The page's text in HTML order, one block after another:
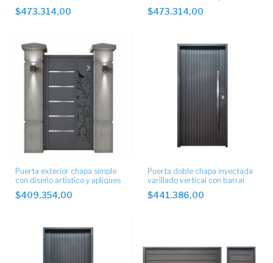
$473.314,00
numeración de casa
$473.314,00
Puerta exterior chapa simple
con diseño artístico y apliques
$409.354,00
Puerta doble chapa inyectada
varillado vertical con barral
$441.386,00